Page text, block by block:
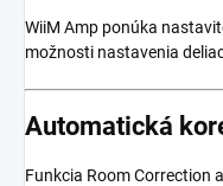
WiiM Amp ponúka
možnosti nastavenia
Automatická
Funkcia Room Correction